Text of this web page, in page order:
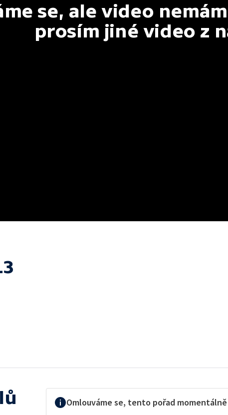
se, ale video
prosím jiné video z
Omlouváme se, tento pořad